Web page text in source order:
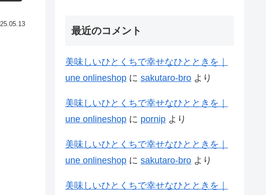
最近のコメント
美味しいひとくちで幸せなひとときを｜
une onlineshop に sakutaro-bro より
美味しいひとくちで幸せなひとときを｜
une onlineshop に pornip より
美味しいひとくちで幸せなひとときを｜
une onlineshop に sakutaro-bro より
美味しいひとくちで幸せなひとときを｜